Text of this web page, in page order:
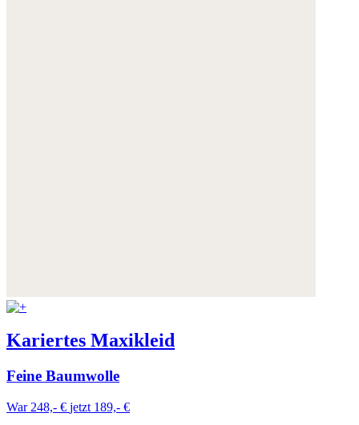
Kariertes Maxikleid
Feine Baumwolle
War 248,- € jetzt 189,- €